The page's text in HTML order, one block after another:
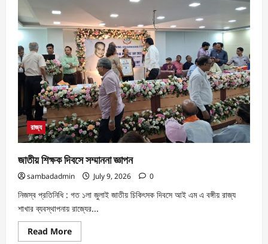
রাজ্য
জাতীয় শিক্ষক দিবসে সম্মাননা জ্ঞাপন
sambadadmin July 9, 2026 0
নিজস্ব প্রতিনিধি : গত ১লা জুলাই জাতীয় চিকিৎসক দিবসে আই এম এ বঙ্গীয় রাজ্য
শাখার ব্যবস্থাপনায় রাজ্যের...
Read More